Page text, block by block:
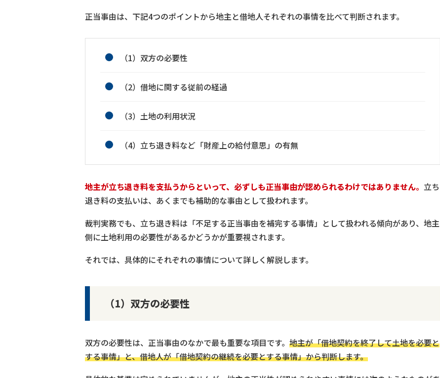
正当事由は、下記4つのポイントから地主と借地人それぞれの事情を比べて判断されます。
（1）双方の必要性
（2）借地に関する従前の経過
（3）土地の利用状況
（4）立ち退き料など「財産上の給付意思」の有無
地主が立ち退き料を支払うからといって、必ずしも正当事由が認められるわけではありません。 立ち
退き料の支払いは、あくまでも補助的な事由として扱われます。
裁判実務でも、立ち退き料は「不足する正当事由を補完する事情」として扱われる傾向があり、地主
側に土地利用の必要性があるかどうかが重要視されます。
それでは、具体的にそれぞれの事情について詳しく解説します。
（1）双方の必要性
双方の必要性は、正当事由のなかで最も重要な項目です。 地主が「借地契約を終了して土地を必要と
する事情」と、借地人が「借地契約の継続を必要とする事情」から判断します。